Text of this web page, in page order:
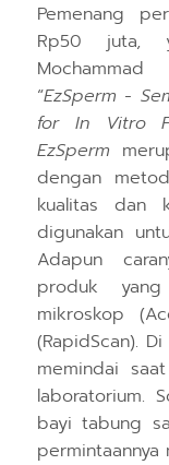
Pemenang
Rp50 juta,
Mochammad
“EzSperm -
for In Vitro
EzSperm
dengan
kualitas dan
digunakan
Adapun
produk
mikroskop
(RapidScan).
memindai
laboratorium.
bayi tabung
permintaannya